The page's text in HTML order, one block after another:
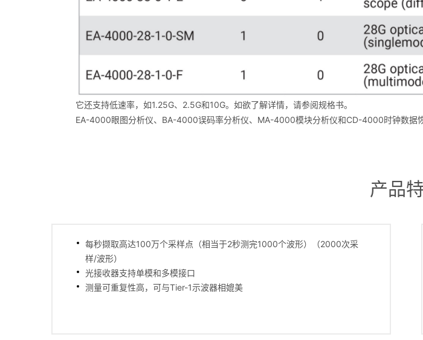
它还支持低速率，如1.25G、2.5G和10G。如欲了解详情，请参阅规格书。
EA-4000眼图分析仪、BA-4000误码率分析仪、MA-4000模块分析仪和CD-4000时钟数据
产品
每秒撷取高达100万个采样点（相当于2秒测完1000个波形）（2000次采
样/波形）
光接收器支持单模和多模接口
测量可重复性高，可与Tier-1示波器相媲美